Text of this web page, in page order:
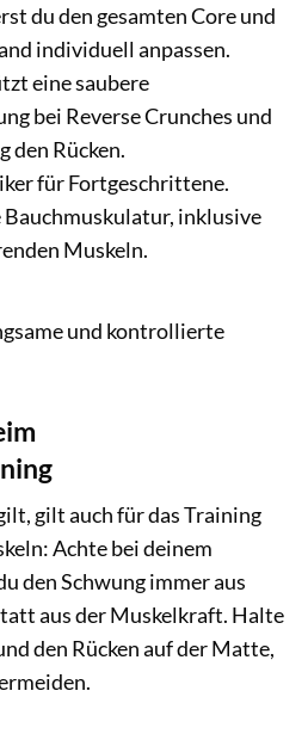
du den gesamten Core und
individuell anpassen.
eine saubere
bei Reverse Crunches und
den Rücken.
für Fortgeschrittene.
Bauchmuskulatur, inklusive
Muskeln.
und kontrollierte
gilt auch für das Training
Achte bei deinem
den Schwung immer aus
aus der Muskelkraft. Halte
den Rücken auf der Matte,